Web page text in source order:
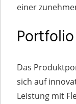
einer
Portfolio
Das
sich auf
Leistung mit